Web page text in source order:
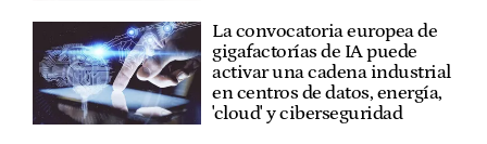
La convocatoria europea de
gigafactorías de IA puede
activar una cadena industrial
en centros de datos, energía,
'cloud' y ciberseguridad